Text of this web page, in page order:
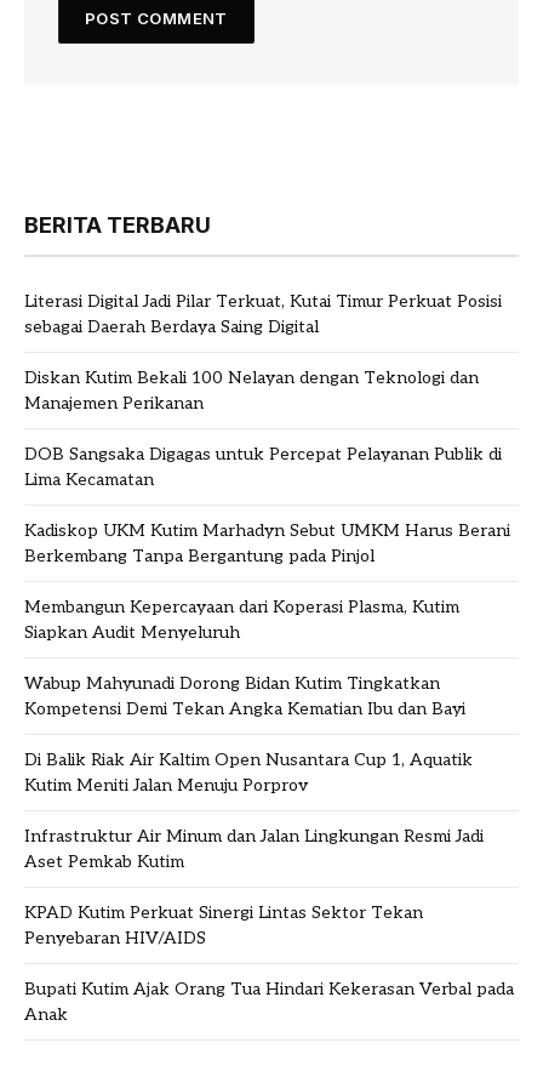
BERITA TERBARU
Literasi Digital Jadi Pilar Terkuat, Kutai Timur Perkuat Posisi
sebagai Daerah Berdaya Saing Digital
Diskan Kutim Bekali 100 Nelayan dengan Teknologi dan
Manajemen Perikanan
DOB Sangsaka Digagas untuk Percepat Pelayanan Publik di
Lima Kecamatan
Kadiskop UKM Kutim Marhadyn Sebut UMKM Harus Berani
Berkembang Tanpa Bergantung pada Pinjol
Membangun Kepercayaan dari Koperasi Plasma, Kutim
Siapkan Audit Menyeluruh
Wabup Mahyunadi Dorong Bidan Kutim Tingkatkan
Kompetensi Demi Tekan Angka Kematian Ibu dan Bayi
Di Balik Riak Air Kaltim Open Nusantara Cup 1, Aquatik
Kutim Meniti Jalan Menuju Porprov
Infrastruktur Air Minum dan Jalan Lingkungan Resmi Jadi
Aset Pemkab Kutim
KPAD Kutim Perkuat Sinergi Lintas Sektor Tekan
Penyebaran HIV/AIDS
Bupati Kutim Ajak Orang Tua Hindari Kekerasan Verbal pada
Anak